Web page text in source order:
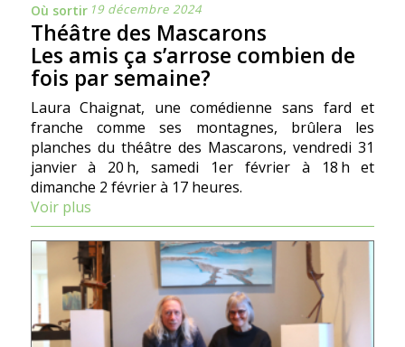
Où sortir 19 décembre 2024
Théâtre des Mascarons
Les amis ça s’arrose combien de
fois par semaine?
Laura Chaignat, une comédienne sans fard et
franche comme ses montagnes, brûlera les
planches du théâtre des Mascarons, vendredi 31
janvier à 20 h, samedi 1er février à 18 h et
dimanche 2 février à 17 heures.
Voir plus